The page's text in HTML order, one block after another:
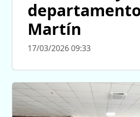
Martín
17/03/2026 09:33